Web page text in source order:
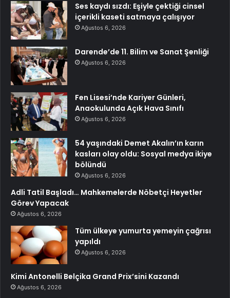
Ses kaydı sızdı: Eşiyle çektiği cinsel
içerikli kaseti satmaya çalışıyor
Ağustos 6, 2026
Darende’de 11. Bilim ve Sanat Şenliği
Ağustos 6, 2026
Fen Lisesi’nde Kariyer Günleri,
Anaokulunda Açık Hava Sınıfı
Ağustos 6, 2026
54 yaşındaki Demet Akalın’ın karın
kasları olay oldu: Sosyal medya ikiye
bölündü
Ağustos 6, 2026
Adli Tatil Başladı… Mahkemelerde Nöbetçi Heyetler
Görev Yapacak
Ağustos 6, 2026
Tüm ülkeye yumurta yemeyin çağrısı
yapıldı
Ağustos 6, 2026
Kimi Antonelli Belçika Grand Prix’sini Kazandı
Ağustos 6, 2026